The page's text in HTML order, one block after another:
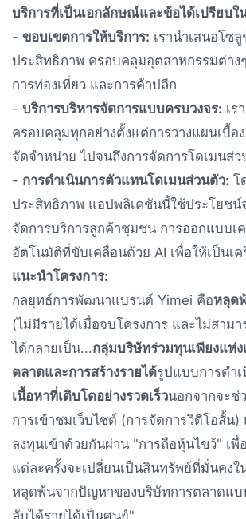
บริการที่เป็นเอกลักษณ์และข้อได้เปรียบใ
- ขอบเขตการให้บริการ: เรานำเสนอโซ
ประสิทธิภาพ ครอบคลุมอุตสาหกรรมต่าง
การท่องเที่ยว และการค้าปลีก
- บริการบริหารจัดการแบบครบวงจร: เร
ครอบคลุมทุกอย่างตั้งแต่การวางแผนเบื้
จัดจำหน่าย ไปจนถึงการจัดการโดเมนส่ว
- การดำเนินการตัวแทนโดเมนส่วนตัว: โ
ประสิทธิภาพ แอปพลิเคชันนี้ใช้ประโยชน์
จัดการบริการลูกค้าชุมชน การออกแบบ
อัตโนมัติที่ขับเคลื่อนด้วย AI เพื่อให้เป็นเ
แนะนำโครงการ:
กลยุทธ์การพัฒนาแบรนด์ Yimei คือหลุด
(ไม่มีรายได้เมื่อจบโครงการ และไม่สาม
ได้กลายเป็น...กลุ่มบริษัทร่วมทุนเพียงแห่
ตลาดและการสร้างรายได้รูปแบบการดำ
เนื้อหาที่เติบโตอย่างรวดเร็วนอกจากจะช่
การเข้าชมเว็บไซต์ (การจัดการวิดีโอสั้
ลงทุนเข้าด้วยกันผ่าน "การถือหุ้นไขว้" เ
แต่ละครั้งจะเปลี่ยนเป็นสินทรัพย์ที่มั่นคงใ
หลุดพ้นจากปัญหาของบริษัทการตลาดแ
ลับได้รายได้เป็นศูนย์"